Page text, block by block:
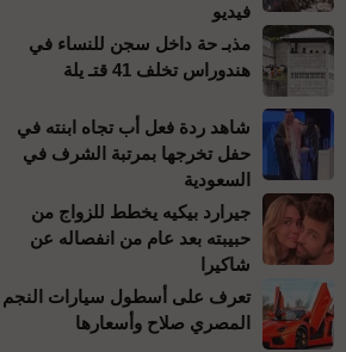
فيديو
مذبـ حة داخل سجن للنساء في
هندوراس تخلف 41 قتـ يلة
شاهد ردة فعل أب تجاه ابنته في
حفل تخرجها بمرتبة الشرف في
السعودية
جيرارد بيكيه يخطط للزواج من
حبيبته بعد عام من انفصاله عن
شاكيرا
تعرف على أسطول سيارات النجم
المصري صلاح وأسعارها